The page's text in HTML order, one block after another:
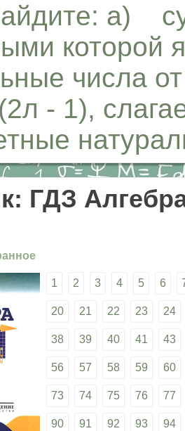
а)
которой
числа
- 1),
ГДЗ
1 2 3 4 5 6
20 21 22 23 24
38 39 40 41 43
56 57 58 59 60
73 74 75 76 77
90 91 92 93 94